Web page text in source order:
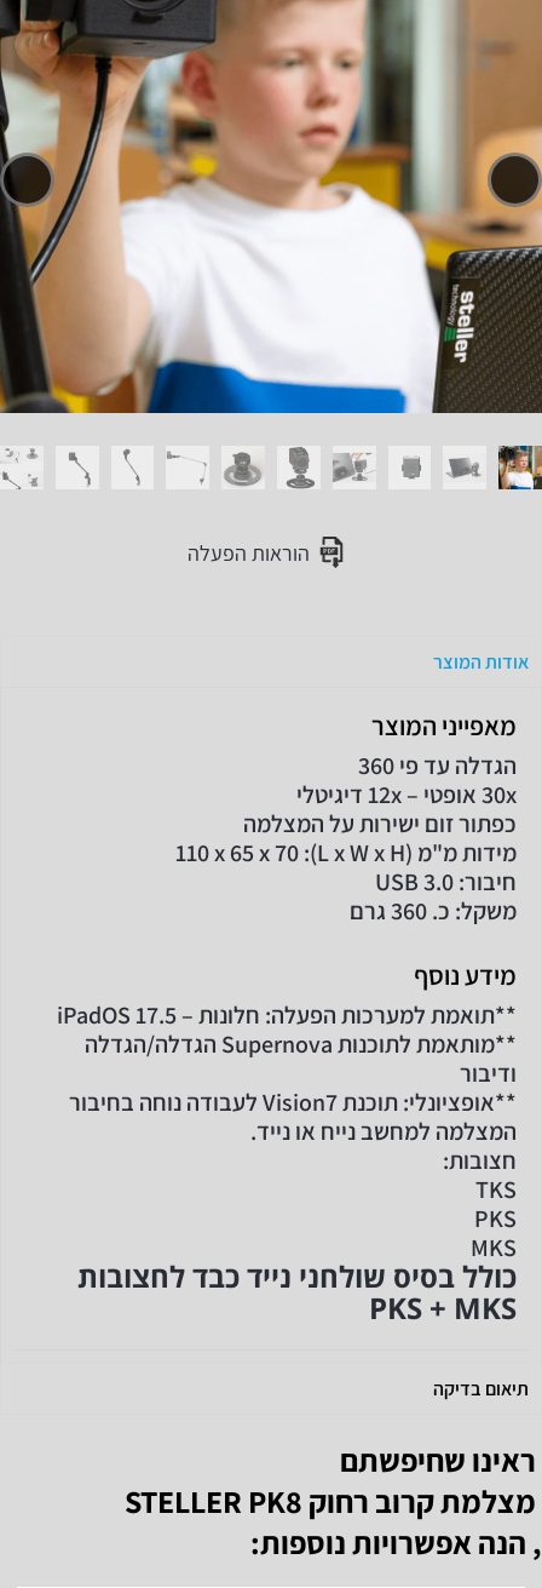
הוראות הפעלה
אודות המוצר
מאפייני המוצר
הגדלה עד פי 360
30x אופטי – 12x דיגיטלי
כפתור זום ישירות על המצלמה
מידות מ"מ (L x W x H): 110 x 65 x 70
חיבור: USB 3.0
משקל: כ. 360 גרם
מידע נוסף
**תואמת למערכות הפעלה: חלונות – iPadOS 17.5
**מותאמת לתוכנות Supernova הגדלה/הגדלה
ודיבור
**אופציונלי: תוכנת Vision7 לעבודה נוחה בחיבור
המצלמה למחשב נייח או נייד.
חצובות:
TKS
PKS
MKS
כולל בסיס שולחני נייד כבד לחצובות
PKS + MKS
תיאום בדיקה
ראינו שחיפשתם
מצלמת קרוב רחוק STELLER PK8
, הנה אפשרויות נוספות: